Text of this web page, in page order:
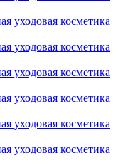
уходовая косметика
уходовая косметика
уходовая косметика
уходовая косметика
уходовая косметика
уходовая косметика